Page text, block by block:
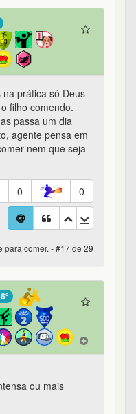
prática só Deus
filho comendo.
passa um dia
agente pensa em
nem que seja
0 0
para comer. - #17 de 29
ou mais